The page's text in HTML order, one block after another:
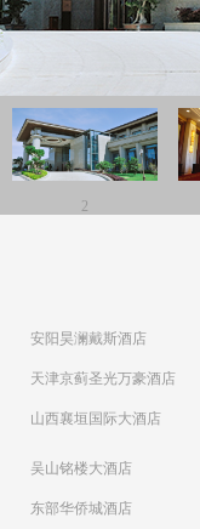
2
安阳昊澜戴斯酒店
天津京蓟圣光万豪酒店
山西襄垣国际大酒店
吴山铭楼大酒店
东部华侨城酒店